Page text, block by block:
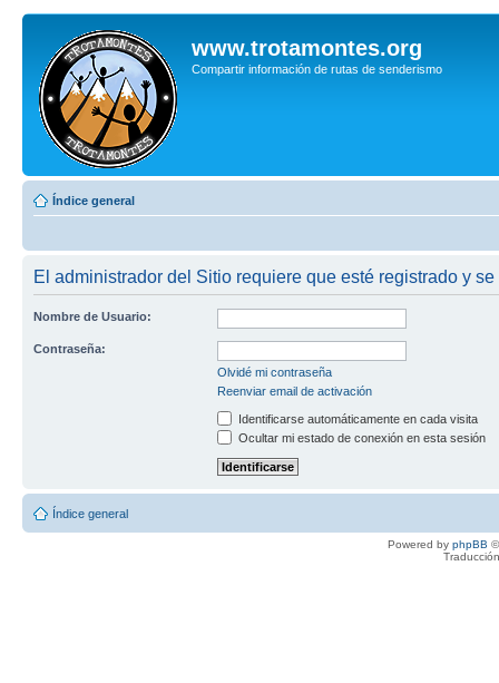
www.trotamontes.org
Compartir información de rutas de senderismo
Índice general
El administrador del Sitio requiere que esté registrado y
Nombre de Usuario:
Contraseña:
Olvidé mi contraseña
Reenviar email de activación
Identificarse automáticamente en cada visita
Ocultar mi estado de conexión en esta sesión
Índice general
Powered by phpBB